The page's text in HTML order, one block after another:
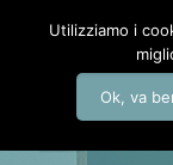
Utilizziamo i
Ok, va